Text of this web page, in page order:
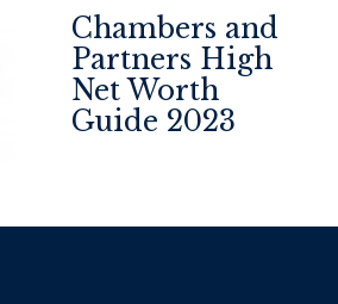
Chambers and
Partners High
Net Worth
Guide 2023